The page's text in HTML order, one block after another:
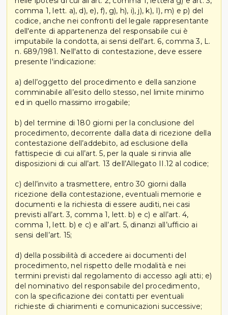
comma 1, lett. a), d), e), f), g), h), i), j), k), I), m) e p) del
codice, anche nei confronti del legale rappresentante
dell'ente di appartenenza del responsabile cui è
imputabile la condotta, ai sensi dell'art. 6, comma 3, L.
n. 689/1981. Nell'atto di contestazione, deve essere
presente l'indicazione:
a) dell’oggetto del procedimento e della sanzione
comminabile all’esito dello stesso, nel limite minimo
ed in quello massimo irrogabile;
b) del termine di 180 giorni per la conclusione del
procedimento, decorrente dalla data di ricezione della
contestazione dell’addebito, ad esclusione della
fattispecie di cui all’art. 5, per la quale si rinvia alle
disposizioni di cui all’art. 13 dell’Allegato II.12 al codice;
c) dell’invito a trasmettere, entro 30 giorni dalla
ricezione della contestazione, eventuali memorie e
documenti e la richiesta di essere auditi, nei casi
previsti all’art. 3, comma 1, lett. b) e c) e all’art. 4,
comma 1, lett. b) e c) e all’art. 5, dinanzi all’ufficio ai
sensi dell’art. 15;
d) della possibilità di accedere ai documenti del
procedimento, nel rispetto delle modalità e nei
termini previsti dal regolamento di accesso agli atti; e)
del nominativo del responsabile del procedimento,
con la specificazione dei contatti per eventuali
richieste di chiarimenti e comunicazioni successive;